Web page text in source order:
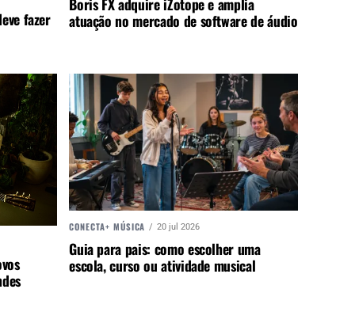
fazer
atuação no mercado de software de áudio
CONECTA+ MÚSICA 20 jul 2026
Guia para pais: como escolher uma
escola, curso ou atividade musical